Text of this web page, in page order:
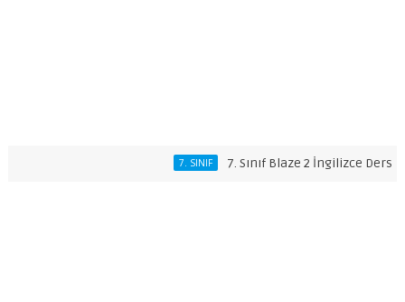
7. Sınıf Blaze 2 İngilizce Ders Kitabı